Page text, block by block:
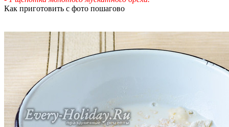
Как приготовить с фото пошагово